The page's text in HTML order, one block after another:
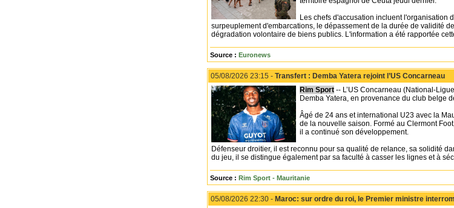
Les chefs d'accusation incluent l'organisation
surpeuplement d'embarcations, le dépassement de la durée de validité
dégradation volontaire de biens publics. L'information a été rapportée
Source : Euronews
05/08/2026 23:15 - Transfert : Demba Yatera rejoint l’US Concarneau
Rim Sport -- L’US Concarneau (National-
Demba Yatera, en provenance du club belge
Âgé de 24 ans et international U23 avec la
de la nouvelle saison. Formé au Clermont
il a continué son développement.
Défenseur droitier, il est reconnu pour sa qualité de relance, sa solidité
du jeu, il se distingue également par sa faculté à casser les lignes et à
Source : Rim Sport - Mauritanie
05/08/2026 22:30 - Maroc: sur ordre du roi, le Premier ministre